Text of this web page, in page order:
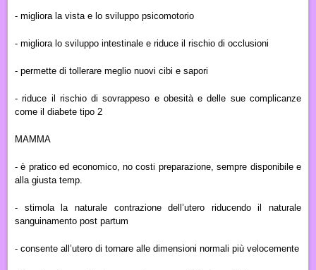
- migliora la vista e lo sviluppo psicomotorio
- migliora lo sviluppo intestinale e riduce il rischio di occlusioni
- permette di tollerare meglio nuovi cibi e sapori
- riduce il rischio disovrappeso e obesitàe delle sue complicanze
come il diabete tipo 2
MAMMA
- è pratico ed economico, no costi preparazione, sempre disponibile e
alla giusta temp.
- stimola la naturale contrazione dell’utero riducendo il naturale
sanguinamento post partum
- consente all’utero di tornare alle dimensioni normali più velocemente